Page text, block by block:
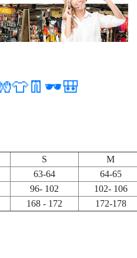
S
M
63-64
64-65
96- 102
102- 106
168 - 172 172-178